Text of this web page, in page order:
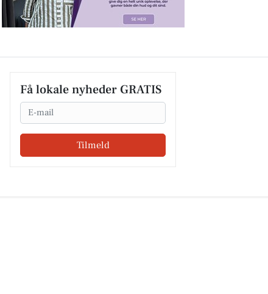
Få lokale nyheder GRATIS
Email
Tilmeld